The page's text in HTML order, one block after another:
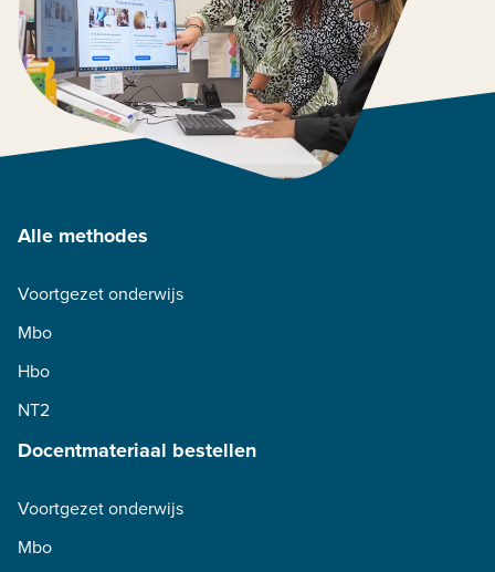
Alle methodes
Voortgezet onderwijs
Mbo
Hbo
NT2
Docentmateriaal bestellen
Voortgezet onderwijs
Mbo